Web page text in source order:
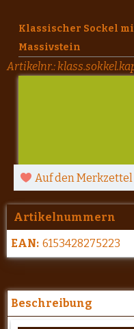
Klassischer Sockel
Massivstein
Artikelnr.:
Auf den Merkzettel
Artikelnummern
EAN: 6153428275223
Beschreibung